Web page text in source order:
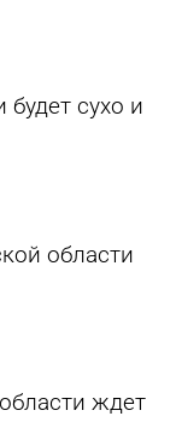
будет сухо и
области
ждет